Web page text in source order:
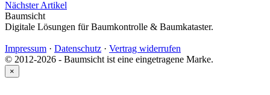
Nächster Artikel
Baumsicht
Digitale Lösungen für Baumkontrolle & Baumkataster.
Impressum · Datenschutz · Vertrag widerrufen
© 2012-2026 - Baumsicht ist eine eingetragene Marke.
×